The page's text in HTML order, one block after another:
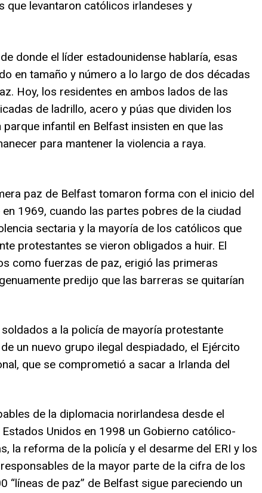
que levantaron católicos irlandeses y
donde el líder estadounidense hablaría, esas
en tamaño y número a lo largo de dos décadas
Hoy, los residentes en ambos lados de las
de ladrillo, acero y púas que dividen los
infantil en Belfast insisten en que las
para mantener la violencia a raya.
paz de Belfast tomaron forma con el inicio del
1969, cuando las partes pobres de la ciudad
sectaria y la mayoría de los católicos que
protestantes se vieron obligados a huir. El
como fuerzas de paz, erigió las primeras
predijo que las barreras se quitarían
a la policía de mayoría protestante
un nuevo grupo ilegal despiadado, el Ejército
que se comprometió a sacar a Irlanda del
de la diplomacia norirlandesa desde el
Unidos en 1998 un Gobierno católico-
la reforma de la policía y el desarme del ERI y los
de la mayor parte de la cifra de los
“líneas de paz” de Belfast sigue pareciendo un